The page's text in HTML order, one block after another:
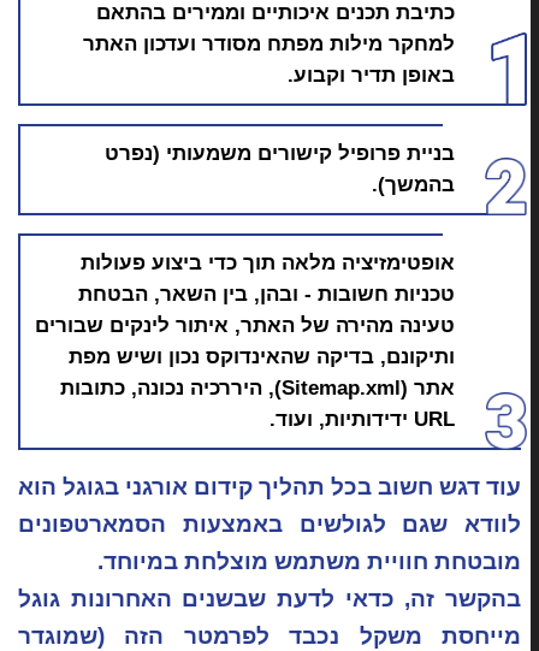
כתיבת תכנים איכותיים וממירים בהתאם
למחקר מילות מפתח מסודר ועדכון האתר
באופן תדיר וקבוע.
בניית פרופיל קישורים משמעותי (נפרט
בהמשך).
אופטימזיציה מלאה תוך כדי ביצוע פעולות
טכניות חשובות - ובהן, בין השאר, הבטחת
טעינה מהירה של האתר, איתור לינקים שבורים
ותיקונם, בדיקה שהאינדוקס נכון ושיש מפת
אתר (Sitemap.xml), היררכיה נכונה, כתובות
URL ידידותיות, ועוד.
עוד דגש חשוב בכל תהליך קידום אורגני בגוגל הוא
לוודא שגם לגולשים באמצעות הסמארטפונים
מובטחת חוויית משתמש מוצלחת במיוחד.
בהקשר זה, כדאי לדעת שבשנים האחרונות גוגל
מייחסת משקל נכבד לפרמטר הזה (שמוגדר